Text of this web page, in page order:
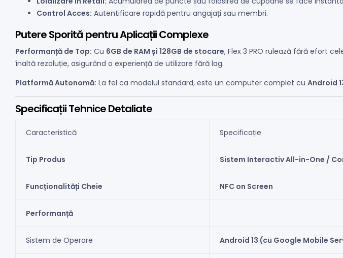
Control Acces: Autentificare rapidă pentru angajați sau membri.
Putere Sporită pentru Aplicații Complexe
Performanță de Top: Cu 6GB de RAM și 128GB de stocare, Flex 3 PRO rulează fără efort
înaltă rezoluție, asigurând o experiență de utilizare fără lag.
Platformă Autonomă: La fel ca modelul standard, este un computer complet cu Android
Specificații Tehnice Detaliate
Caracteristică Specificație
Tip Produs Sistem Interactiv All-in-One /
Funcționalități Cheie NFC on Screen
Performanță
Sistem de Operare Android 13 (cu Google Mobile